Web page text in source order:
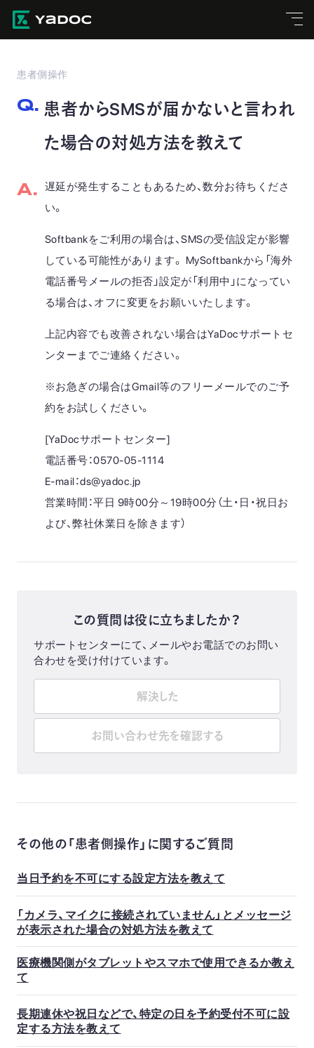
患者側操作
患者からSMSが届かないと言われ
た場合の対処方法を教えて
遅延が発生することもあるため、数分お待ちくださ
い。
Softbankをご利用の場合は、SMSの受信設定が影響
している可能性があります。 MySoftbankから「海外
電話番号メールの拒否」設定が「利用中」になってい
る場合は、オフに変更をお願いいたします。
上記内容でも改善されない場合はYaDocサポートセ
ンターまでご連絡ください。
※お急ぎの場合はGmail等のフリーメールでのご予
約をお試しください。
[YaDocサポートセンター]
電話番号：0570-05-1114
E-mail：ds@yadoc.jp
営業時間：平日 9時00分～19時00分（土・日・祝日お
よび、弊社休業日を除きます）
この質問は役に立ちましたか？
サポートセンターにて、メールやお電話でのお問い
合わせを受け付けています。
解決した
お問い合わせ先を確認する
その他の「患者側操作」に関するご質問
当日予約を不可にする設定方法を教えて
「カメラ、マイクに接続されていません」とメッセージ
が表示された場合の対処方法を教えて
医療機関側がタブレットやスマホで使用できるか教え
て
長期連休や祝日などで、特定の日を予約受付不可に設
定する方法を教えて